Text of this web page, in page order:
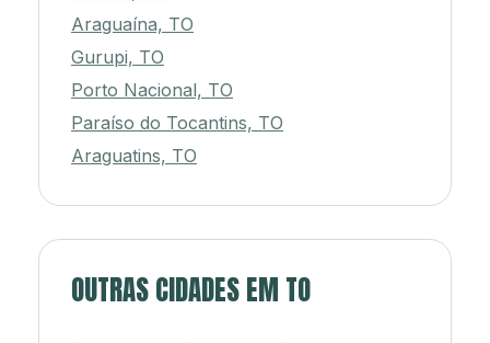
Araguaína, TO
Gurupi, TO
Porto Nacional, TO
Paraíso do Tocantins, TO
Araguatins, TO
OUTRAS CIDADES EM TO